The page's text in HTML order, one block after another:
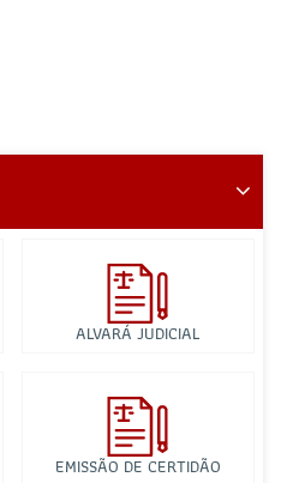
ALVARÁ JUDICIAL
EMISSÃO DE CERTIDÃO